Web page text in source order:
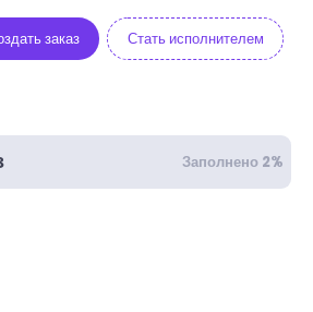
заказ Стать исполнителем
Заполнено 2%